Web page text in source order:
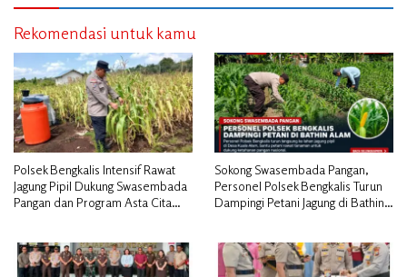
Rekomendasi untuk kamu
Polsek Bengkalis Intensif Rawat
Jagung Pipil Dukung Swasembada
Pangan dan Program Asta Cita
Sokong Swasembada Pangan,
Personel Polsek Bengkalis Turun
Dampingi Petani Jagung di Bathin